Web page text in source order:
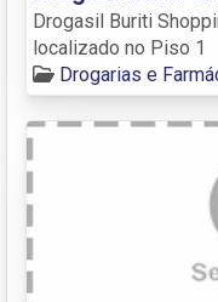
Drogasil Buriti
localizado no Piso 1
Drogarias e